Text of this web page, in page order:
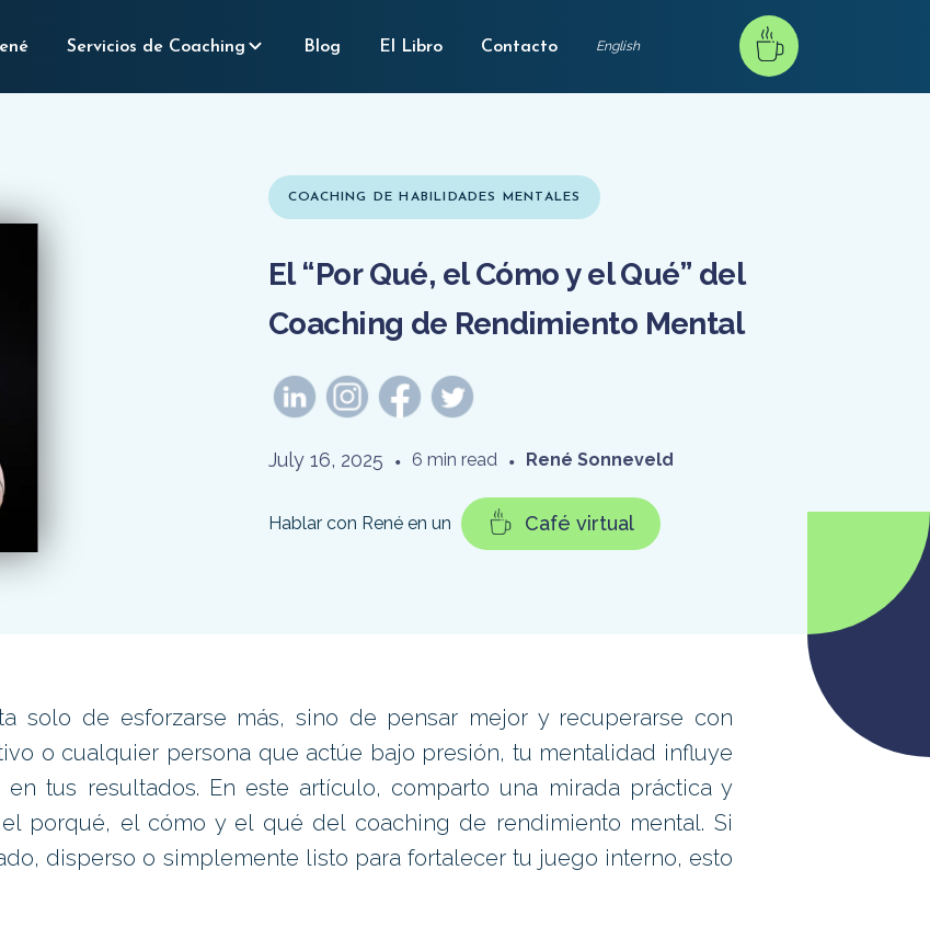
Servicios de Coaching Blog El Libro Contacto English
COACHING DE HABILIDADES MENTALES
El “Por Qué, el Cómo y el Qué” del
Coaching de Rendimiento Mental
July 16, 2025 • 6 min read • René Sonneveld
Hablar con René en un Café virtual
solo de esforzarse más, sino de pensar mejor y recuperarse con
o cualquier persona que actúe bajo presión, tu mentalidad influye
tus resultados. En este artículo, comparto una mirada práctica y
porqué, el cómo y el qué del coaching de rendimiento mental. Si
disperso o simplemente listo para fortalecer tu juego interno, esto